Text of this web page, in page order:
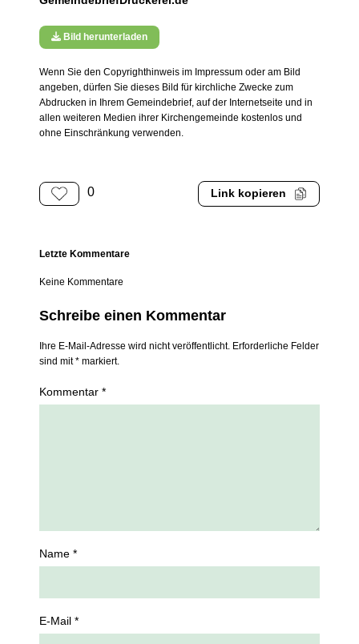
Bild herunterladen
Wenn Sie den Copyrighthinweis im Impressum oder am Bild
angeben, dürfen Sie dieses Bild für kirchliche Zwecke zum
Abdrucken in Ihrem Gemeindebrief, auf der Internetseite und in
allen weiteren Medien ihrer Kirchengemeinde kostenlos und
ohne Einschränkung verwenden.
0 Link kopieren
Letzte Kommentare
Keine Kommentare
Schreibe einen Kommentar
Ihre E-Mail-Adresse wird nicht veröffentlicht. Erforderliche Felder
sind mit * markiert.
Kommentar *
Name *
E-Mail *